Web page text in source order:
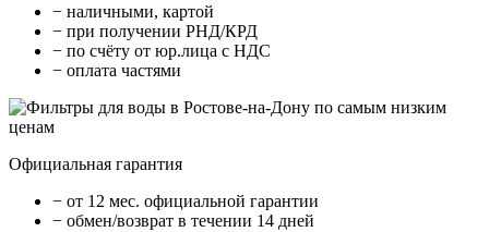
− наличными, картой
− при получении РНД/КРД
− по счёту от юр.лица с НДС
− оплата частями
Официальная гарантия
− от 12 мес. официальной гарантии
− обмен/возврат в течении 14 дней